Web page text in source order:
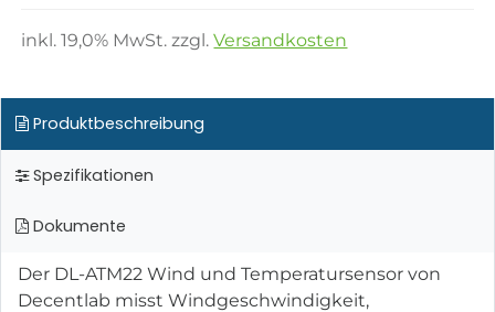
inkl.19,0% MwSt. zzgl.Versandkosten
Produktbeschreibung
Spezifikationen
Dokumente
Der DL-ATM22 Wind und Temperatursensor von
Decentlab misst Windgeschwindigkeit,